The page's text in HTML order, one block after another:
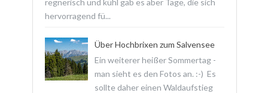
regnerisch und kühl gab es aber Tage, die sich
hervorragend fü...
Über Hochbrixen zum Salvensee
Ein weiterer heißer Sommertag -
man sieht es den Fotos an. :-) Es
sollte daher einen Waldaufstieg